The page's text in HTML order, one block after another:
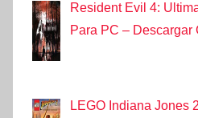
Resident Evil 4:
Para PC – Descargar
LEGO Indiana Jones